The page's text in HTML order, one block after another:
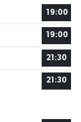
19:00
19:00
21:30
21:30